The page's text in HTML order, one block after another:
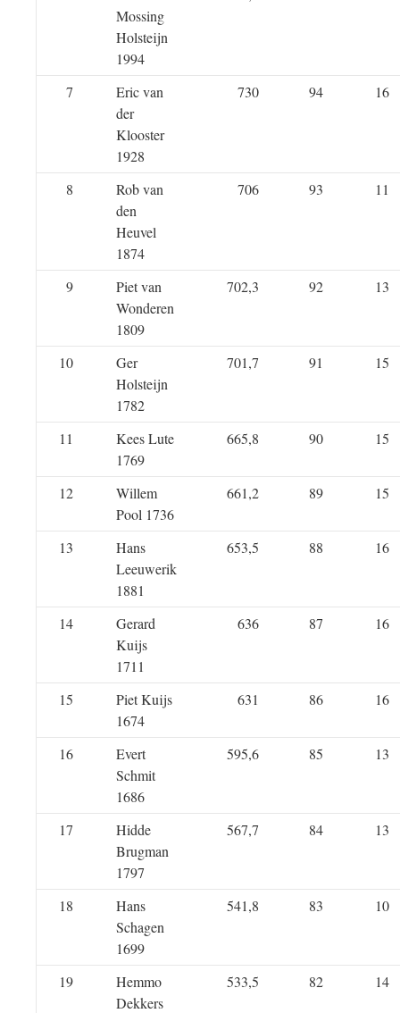
Mossing
Holsteijn
1994
7
Eric van
der
Klooster
1928
730 94 16
8
Rob van
den
Heuvel
1874
706 93 11
9
Piet van
Wonderen
1809
702,3 92 13
10
Ger
Holsteijn
1782
701,7 91 15
11
Kees Lute
1769
665,8 90 15
12
Willem
Pool 1736
661,2 89 15
13
Hans
Leeuwerik
1881
653,5 88 16
14
Gerard
Kuijs
1711
636 87 16
15
Piet Kuijs
1674
631 86 16
16
Evert
Schmit
1686
595,6 85 13
17
Hidde
Brugman
1797
567,7 84 13
18
Hans
Schagen
1699
541,8 83 10
19
Hemmo
Dekkers
533,5 82 14